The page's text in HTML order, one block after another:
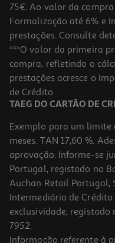
Chá Cem Porcento Nº3
0.1 €/un
0,99 €
75€. Ao valor da compra
Formalização até 6% e
prestações. Consulte
***O valor da primeira
compra, refletindo o
prestações acresce o
de Crédito.
TAEG DO CARTÃO DE
Exemplo para um limite
meses. TAN 17,60 %.
aprovação. Informe-se
Portugal, registado no
Auchan Retail Portugal,
Intermediário de
exclusividade, registado
7952.
Informação referente à